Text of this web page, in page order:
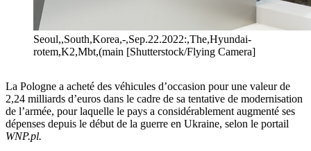
Seoul,,South,Korea,-,Sep.22.2022:,The,Hyundai-
rotem,K2,Mbt,(main [Shutterstock/Flying Camera]
La Pologne a acheté des véhicules d’occasion pour une valeur de
2,24 milliards d’euros dans le cadre de sa tentative de modernisation
de l’armée, pour laquelle le pays a considérablement augmenté ses
dépenses depuis le début de la guerre en Ukraine, selon le portail
WNP.pl.